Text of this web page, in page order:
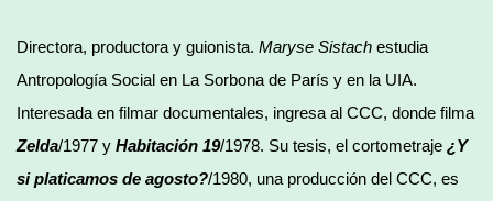
Directora, productora y guionista. Maryse Sistach estudia
Antropología Social en La Sorbona de París y en la UIA.
Interesada en filmar documentales, ingresa al CCC, donde filma
Zelda/1977 y Habitación 19/1978. Su tesis, el cortometraje ¿Y
si platicamos de agosto?/1980, una producción del CCC, es